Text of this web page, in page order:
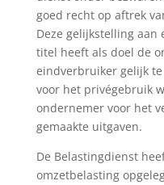
goed recht op aftrek
Deze gelijkstelling
titel heeft als doel de
eindverbruiker gelijk
voor het privégebruik
ondernemer voor het
gemaakte uitgaven.
De Belastingdienst
omzetbelasting